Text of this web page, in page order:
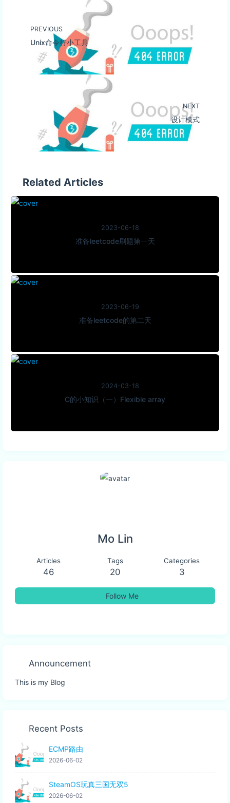
PREVIOUS
Unix命令行小工具
NEXT
设计模式
Related Articles
2023-06-18
准备leetcode刷题第一天
2023-06-19
准备leetcode的第二天
2024-03-18
C的小知识（一）Flexible array
Mo Lin
Articles
46
Tags
20
Categories
3
Follow Me
Announcement
This is my Blog
Recent Posts
ECMP路由
2026-06-02
SteamOS玩真三国无双5
2026-06-02